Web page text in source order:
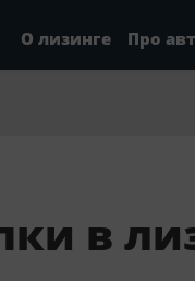
О лизинге Про
в